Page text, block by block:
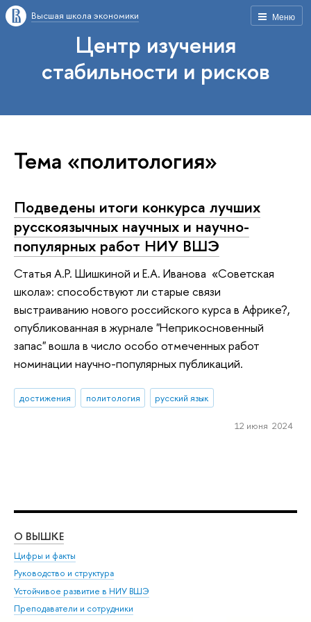
Меню
Высшая школа экономики
Центр изучения
стабильности и рисков
Тема «политология»
Подведены итоги конкурса лучших
русскоязычных научных и научно-
популярных работ НИУ ВШЭ
Статья А.Р. Шишкиной и Е.А. Иванова «Советская
школа»: способствуют ли старые связи
выстраиванию нового российского курса в Африке?,
опубликованная в журнале "Неприкосновенный
запас" вошла в число особо отмеченных работ
номинации научно-популярных публикаций.
достижения политология русский язык
12 июня 2024
О ВЫШКЕ
Цифры и факты
Руководство и структура
Устойчивое развитие в НИУ ВШЭ
Преподаватели и сотрудники